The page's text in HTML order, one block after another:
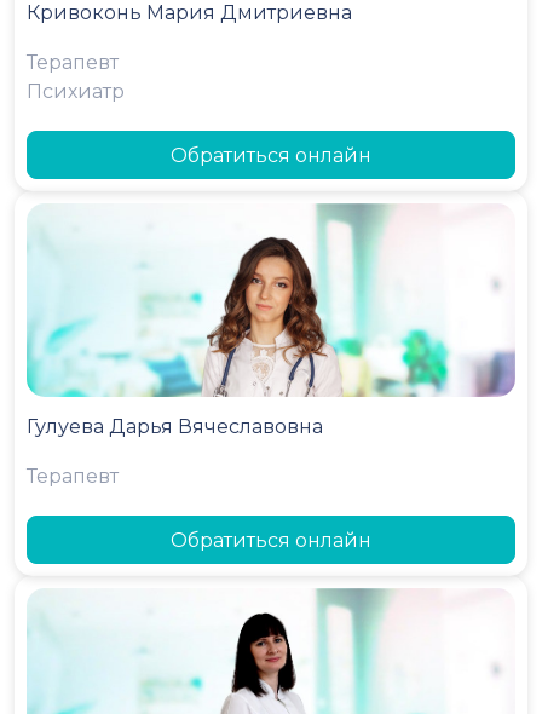
Кривоконь Мария Дмитриевна
Терапевт
Психиатр
Обратиться онлайн
Гулуева Дарья Вячеславовна
Терапевт
Обратиться онлайн